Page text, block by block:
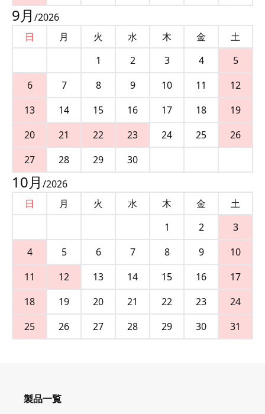
9月 /2026
日
月 火 水 木 金
土
1
2 3 4
5
6
7 8 9 10 11
12
13
14 15 16 17 18
19
20
21 22 23 24 25
26
27
28 29 30
10月 /2026
日
月 火 水 木 金
土
1
2
3
4
5 6 7 8 9
10
11
12 13 14 15 16
17
18
19 20 21 22 23
24
25
26 27 28 29 30 31
製品一覧